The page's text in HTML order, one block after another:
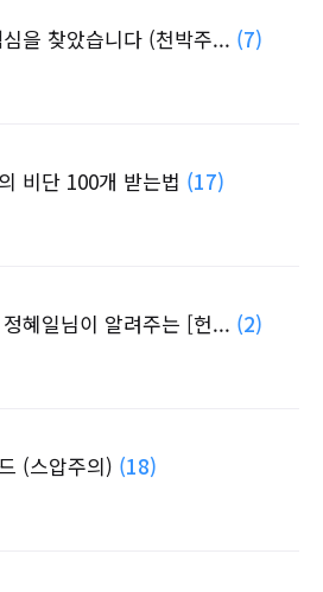
을 찾았습니다 (천박주... (7)
비단 100개 받는법 (17)
혜일님이 알려주는 [헌... (2)
(스압주의) (18)